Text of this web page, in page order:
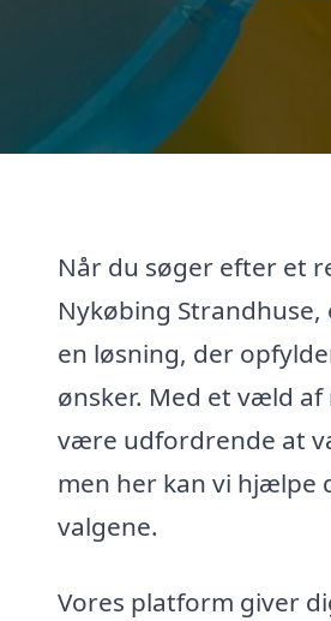
Når du søger efter et
Nykøbing
en løsning, der
ønsker. Med et væld
være udfordrende at
men her kan vi hjælpe
valgene.
Vores platform giver